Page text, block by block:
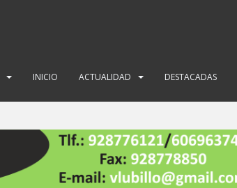
INICIO ACTUALIDAD DESTACADAS